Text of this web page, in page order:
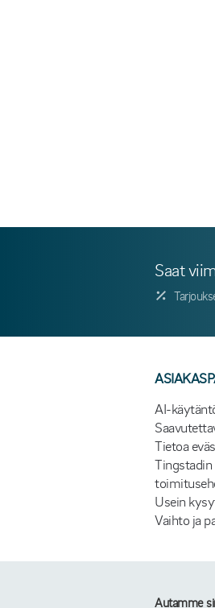
Saat
AI-
Tietoa
Usein
Vaihto ja
Autamme